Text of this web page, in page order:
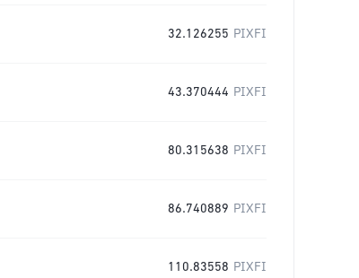
32.126255 PIXFI
43.370444 PIXFI
80.315638 PIXFI
86.740889 PIXFI
110.83558 PIXFI